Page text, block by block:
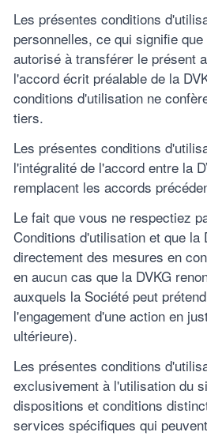
Les présentes conditions
personnelles, ce qui signifie
autorisé à transférer le présent
l'accord écrit préalable de la
conditions d'utilisation ne
tiers.
Les présentes conditions
l'intégralité de l'accord entre la
remplacent les accords
Le fait que vous ne respectiez
Conditions d'utilisation et que la
directement des mesures en
en aucun cas que la DVKG
auxquels la Société peut
l'engagement d'une action en
ultérieure).
Les présentes conditions
exclusivement à l'utilisation du
dispositions et conditions
services spécifiques qui